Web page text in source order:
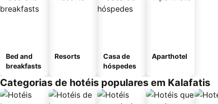
Bed and
breakfasts
Resorts
Casa de
hóspedes
Aparthotel
Categorias de hotéis populares em Kalafatis